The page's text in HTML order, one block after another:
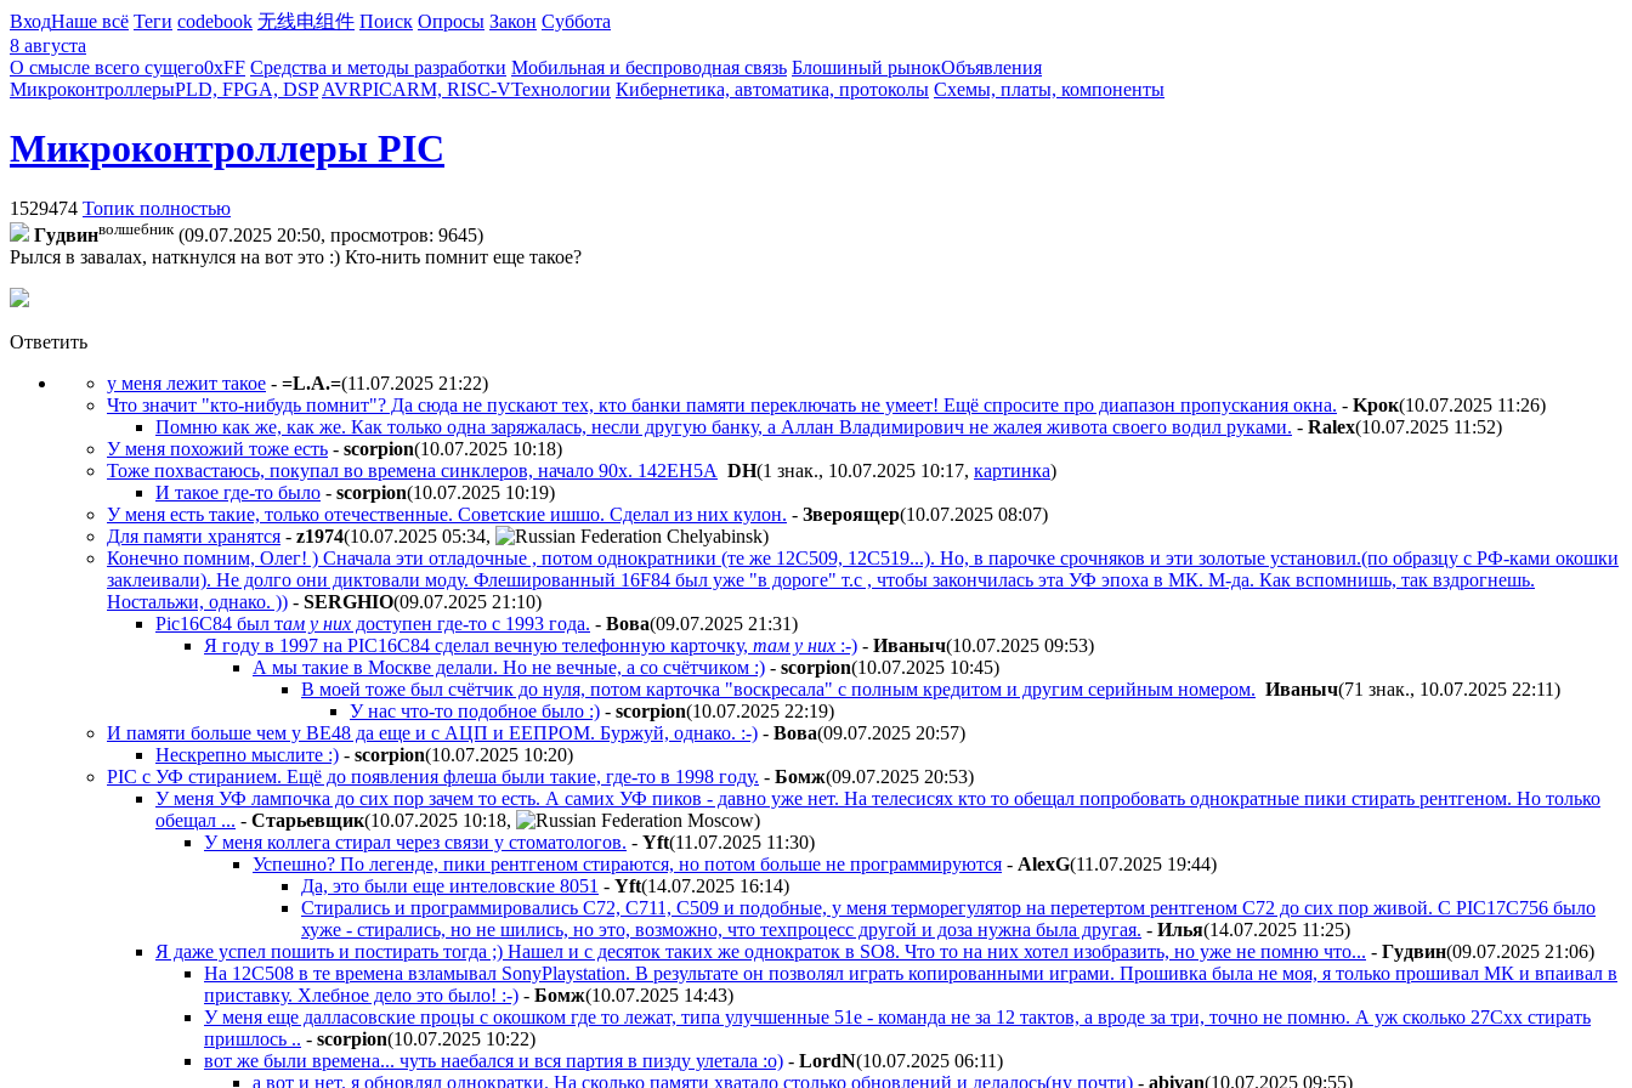
ВходНаше всё Теги codebook 无线电组件 Поиск Опросы Закон Суббота
8 августа
О смысле всего сущего0xFF Средства и методы разработки Мобильная и беспроводная связь Блошиный рынокОбъявления
МикроконтроллерыPLD, FPGA, DSP AVRPICARM, RISC-VТехнологии Кибернетика, автоматика, протоколы Схемы, платы, компоненты
Микроконтроллеры PIC
1529474 Топик полностью
Гyдвинволшебник (09.07.2025 20:50, просмотров: 9645)
Рылся в завалах, наткнулся на вот это :) Кто-нить помнит еще такое?
Ответить
у меня лежит такое - =L.A.=(11.07.2025 21:22)
Что значит "кто-нибудь помнит"? Да сюда не пускают тех, кто банки памяти переключать не умеет! Ещё спросите про диапазон пропускания окна. - Kpoк(10.07.2025 11:26)
Помню как же, как же. Как только одна заряжалась, несли другую банку, а Аллан Владимирович не жалея живота своего водил руками. - Ralex(10.07.2025 11:52)
У меня похожий тоже есть - scorpion(10.07.2025 10:18)
Тоже похвастаюсь, покупал во времена синклеров, начало 90х. 142ЕН5А DH(1 знак., 10.07.2025 10:17, картинка)
И такое где-то было - scorpion(10.07.2025 10:19)
У меня есть такие, только отечественные. Советские ишшо. Сделал из них кулон. - Звepoящep(10.07.2025 08:07)
Для памяти хранятся - z1974(10.07.2025 05:34,
)
Конечно помним, Олег! ) Сначала эти отладочные , потом однократники (те же 12С509, 12С519...). Но, в парочке срочняков и эти золотые установил.(по образцу с РФ-ками окошки
заклеивали). Не долго они диктовали моду. Флешированный 16F84 был уже "в дороге" т.с , чтобы закончилась эта УФ эпоха в МК. М-да. Как вспомнишь, так вздрогнешь.
Ностальжи, однако. )) - SERGHIO(09.07.2025 21:10)
Pic16C84 был там у них доступен где-то с 1993 года. - Boвa(09.07.2025 21:31)
Я году в 1997 на PIC16C84 сделал вечную телефонную карточку, там у них :-) - Ивaныч(10.07.2025 09:53)
А мы такие в Москве делали. Но не вечные, а со счётчиком :) - scorpion(10.07.2025 10:45)
В моей тоже был счётчик до нуля, потом карточка "воскресала" с полным кредитом и другим серийным номером. Ивaныч(71 знак., 10.07.2025 22:11)
У нас что-то подобное было :) - scorpion(10.07.2025 22:19)
И памяти больше чем у ВЕ48 да еще и с АЦП и ЕЕПРОМ. Буржуй, однако. :-) - Boвa(09.07.2025 20:57)
Нескрепно мыслите :) - scorpion(10.07.2025 10:20)
PIC с УФ стиранием. Ещё до появления флеша были такие, где-то в 1998 году. - Бoмж(09.07.2025 20:53)
У меня УФ лампочка до сих пор зачем то есть. А самих УФ пиков - давно уже нет. На телесисях кто то обещал попробовать однократные пики стирать рентгеном. Но только
обещал ... - Cтapьeвщик(10.07.2025 10:18,
)
У меня коллега стирал через связи у стоматологов. - Yft(11.07.2025 11:30)
Успешно? По легенде, пики рентгеном стираются, но потом больше не программируются - AlexG(11.07.2025 19:44)
Да, это были еще интеловские 8051 - Yft(14.07.2025 16:14)
Стирались и программировались С72, С711, С509 и подобные, у меня терморегулятор на перетертом рентгеном С72 до сих пор живой. С PIC17C756 было
хуже - стирались, но не шились, но это, возможно, что техпроцесс другой и доза нужна была другая. - Илья(14.07.2025 11:25)
Я даже успел пошить и постирать тогда ;) Нашел и с десяток таких же однократок в SO8. Что то на них хотел изобразить, но уже не помню что... - Гyдвин(09.07.2025 21:06)
На 12С508 в те времена взламывал SonyPlaystation. В результате он позволял играть копированными играми. Прошивка была не моя, я только прошивал МК и впаивал в
приставку. Хлебное дело это было! :-) - Бoмж(10.07.2025 14:43)
У меня еще далласовские процы с окошком где то лежат, типа улучшенные 51е - команда не за 12 тактов, а вроде за три, точно не помню. А уж сколько 27Схх стирать
пришлось .. - scorpion(10.07.2025 10:22)
вот же были времена... чуть наебался и вся партия в пизду улетала :о) - LordN(10.07.2025 06:11)
а вот и нет. я обновлял однократки. На сколько памяти хватало столько обновлений и делалось(ну почти) - abivan(10.07.2025 09:55)